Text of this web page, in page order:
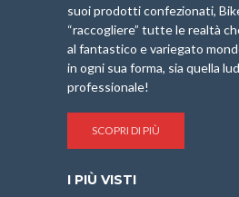
suoi prodotti confezionati,
“raccogliere” tutte le realtà
al fantastico e variegato
in ogni sua forma, sia quella
professionale!
SCOPRI DI PIÙ
I PIÙ VISTI